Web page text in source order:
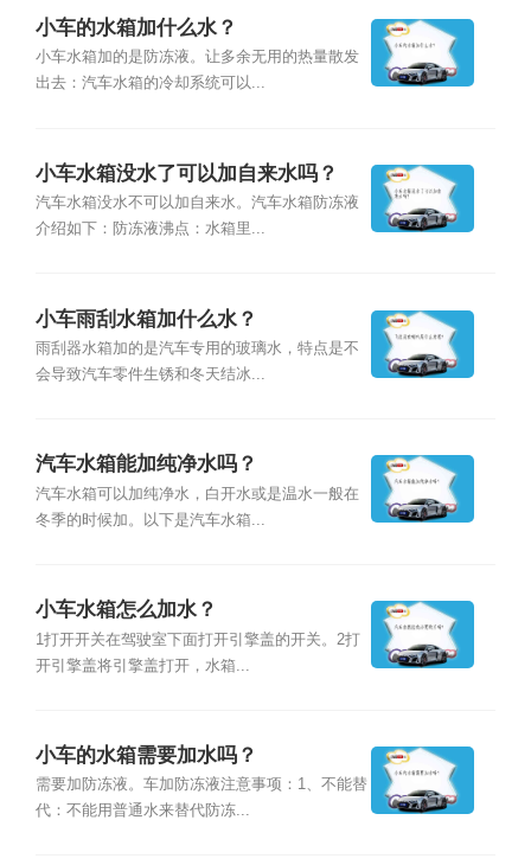
小车的水箱加什么水？
小车水箱加的是防冻液。让多余无用的热量散发
出去：汽车水箱的冷却系统可以...
小车水箱没水了可以加自来水吗？
汽车水箱没水不可以加自来水。汽车水箱防冻液
介绍如下：防冻液沸点：水箱里...
小车雨刮水箱加什么水？
雨刮器水箱加的是汽车专用的玻璃水，特点是不
会导致汽车零件生锈和冬天结冰...
汽车水箱能加纯净水吗？
汽车水箱可以加纯净水，白开水或是温水一般在
冬季的时候加。以下是汽车水箱...
小车水箱怎么加水？
1打开开关在驾驶室下面打开引擎盖的开关。2打
开引擎盖将引擎盖打开，水箱...
小车的水箱需要加水吗？
需要加防冻液。车加防冻液注意事项：1、不能替
代：不能用普通水来替代防冻...